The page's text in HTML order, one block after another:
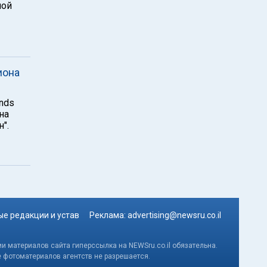
редакции и устав Реклама: advertising@newsru.co.il
сайта гиперссылка на NEWSru.co.il обязательна.
агентств не разрешается.